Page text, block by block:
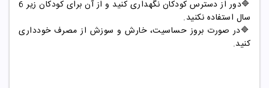
🔷
دور از دسترس کودکان نگهداری کنید و از آن برای کودکان زیر 6
سال استفاده نکنید.
🔷در صورت بروز حساسیت، خارش و سوزش از مصرف خودداری
کنید.